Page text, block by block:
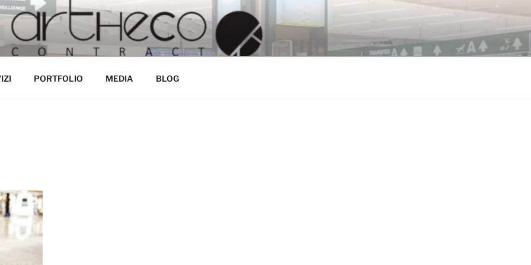
mestiere
PORTFOLIO MEDIA BLOG